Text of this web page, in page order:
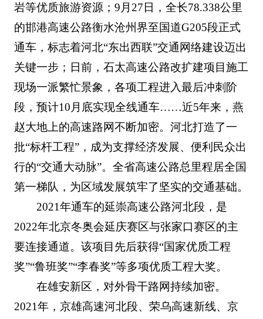
岩等优质旅游资源；9月27日，全长78.338公里
的邯港高速公路衡水沧州界至国道G205段正式
通车，标志着河北“东出西联”交通网络建设迈出
关键一步；日前，石太高速公路改扩建项目施工
现场一派繁忙景象，各项工程进入最后冲刺阶
段，预计10月底实现全线通车……近5年来，燕
赵大地上的高速路网不断加密。河北打造了一
批“标杆工程”，成为支撑经济发展、便利民众出
行的“交通大动脉”。全省高速公路总里程居全国
第一梯队，为区域发展筑牢了坚实的交通基础。
2021年通车的延崇高速公路河北段，是
2022年北京冬奥会延庆赛区与张家口赛区的主
要连接通道。该项目先后获得“国家优质工程
奖”“鲁班奖”“李春奖”等多项优质工程大奖。
在雄安新区，对外骨干路网持续加密。
2021年，京雄高速河北段、荣乌高速新线、京